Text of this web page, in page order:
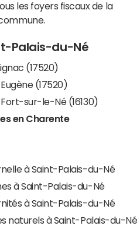
les foyers fiscaux de la
Palais-du-Né
(17520)
(17520)
sur-le-Né (16130)
en Charente
à Saint-Palais-du-Né
Crèches à Saint-Palais-du-Né
à Saint-Palais-du-Né
naturels à Saint-Palais-du-Né